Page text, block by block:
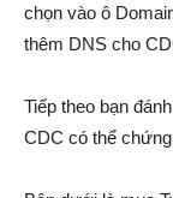
chọn vào ô
thêm DNS cho
Tiếp theo bạn
CDC có thể